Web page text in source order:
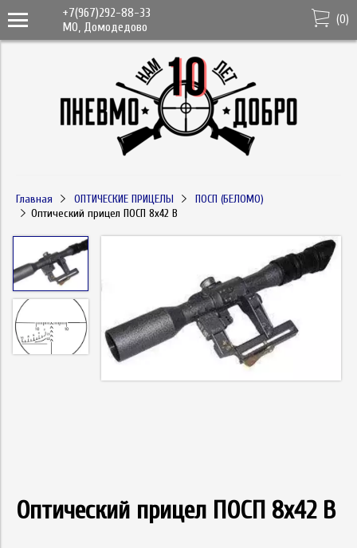
+7(967)292-88-33
МО, Домодедово
(0)
Главная ОПТИЧЕСКИЕ ПРИЦЕЛЫ
ПОСП (БЕЛОМО)
Оптический прицел ПОСП 8x42 В
Оптический прицел ПОСП 8x42 В